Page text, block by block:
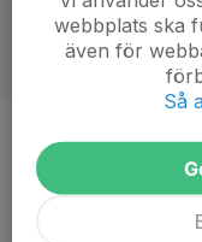
Position
Ålder
webbplats ska
även för
Så